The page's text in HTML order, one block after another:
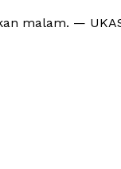
malam. —